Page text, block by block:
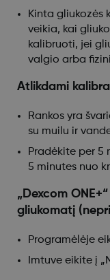
Kinta gliukozės
veikia, kai
kalibruoti, jei
valgio arba
Atlikdami
Rankos yra
su muilu ir
Pradėkite per 5
5 minutes nuo
„Dexcom
gliukomatį
Programėlėje
Imtuve eikite į